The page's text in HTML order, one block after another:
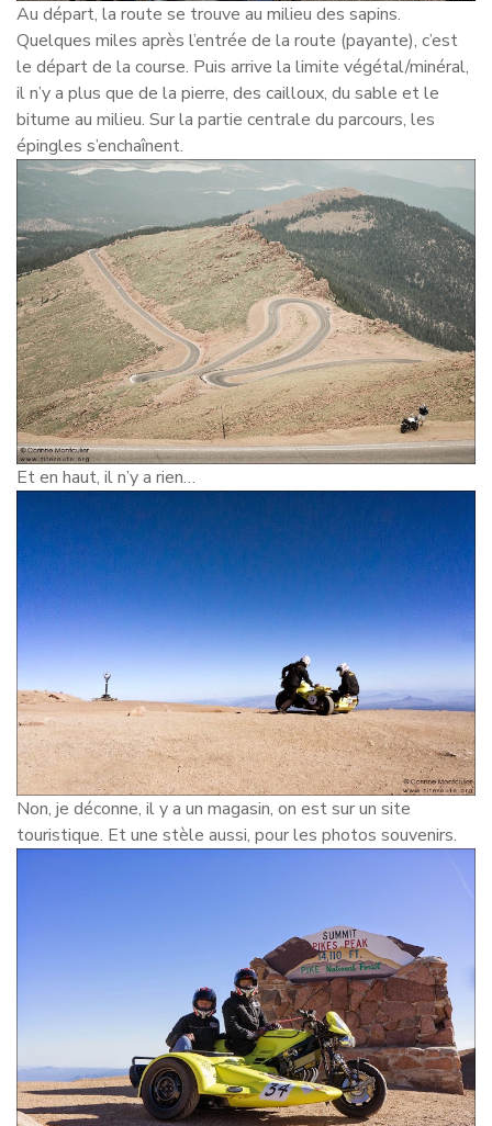
Au départ, la route se trouve au milieu des sapins.
Quelques miles après l’entrée de la route (payante), c’est
le départ de la course. Puis arrive la limite végétal/minéral,
il n’y a plus que de la pierre, des cailloux, du sable et le
bitume au milieu. Sur la partie centrale du parcours, les
épingles s’enchaînent.
Et en haut, il n’y a rien…
Non, je déconne, il y a un magasin, on est sur un site
touristique. Et une stèle aussi, pour les photos souvenirs.